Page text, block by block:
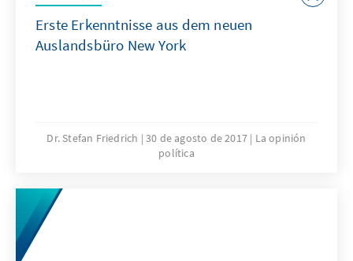
Erste Erkenntnisse aus dem neuen
Auslandsbüro New York
Dr. Stefan Friedrich 30 de agosto de 2017
La opinión
política